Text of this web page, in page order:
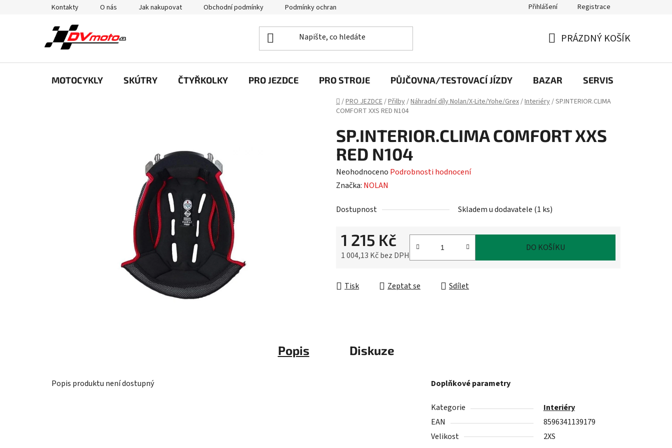
Kontakty O nás Jak nakupovat Obchodní podmínky Podmínky ochrany osobních údajů Přihlášení Registrace
KOŠÍK
PRÁZDNÝ KOŠÍK
MOTOCYKLY SKÚTRY ČTYŘKOLKY PRO JEZDCE PRO STROJE PŮJČOVNA/TESTOVACÍ JÍZDY BAZAR SERVIS
Domů
/PRO JEZDCE/Přilby/Náhradní díly Nolan/X-Lite/Yohe/Grex/Interiéry/SP.INTERIOR.CLIMA
COMFORT XXS RED N104
SP.INTERIOR.CLIMA COMFORT XXS
RED N104
Průměrné
hodnocení
je
Neohodnoceno Podrobnosti hodnocení
Značka: NOLAN
Dostupnost Skladem u dodavatele (1 ks)
1 215 Kč
1 004,13 Kč bez DPH
DO KOŠÍKU
Tisk Zeptat se Sdílet
Popis Diskuze
Popis produktu není dostupný Doplňkové parametry
Kategorie
Interiéry
EAN
8596341139179
Velikost
2XS